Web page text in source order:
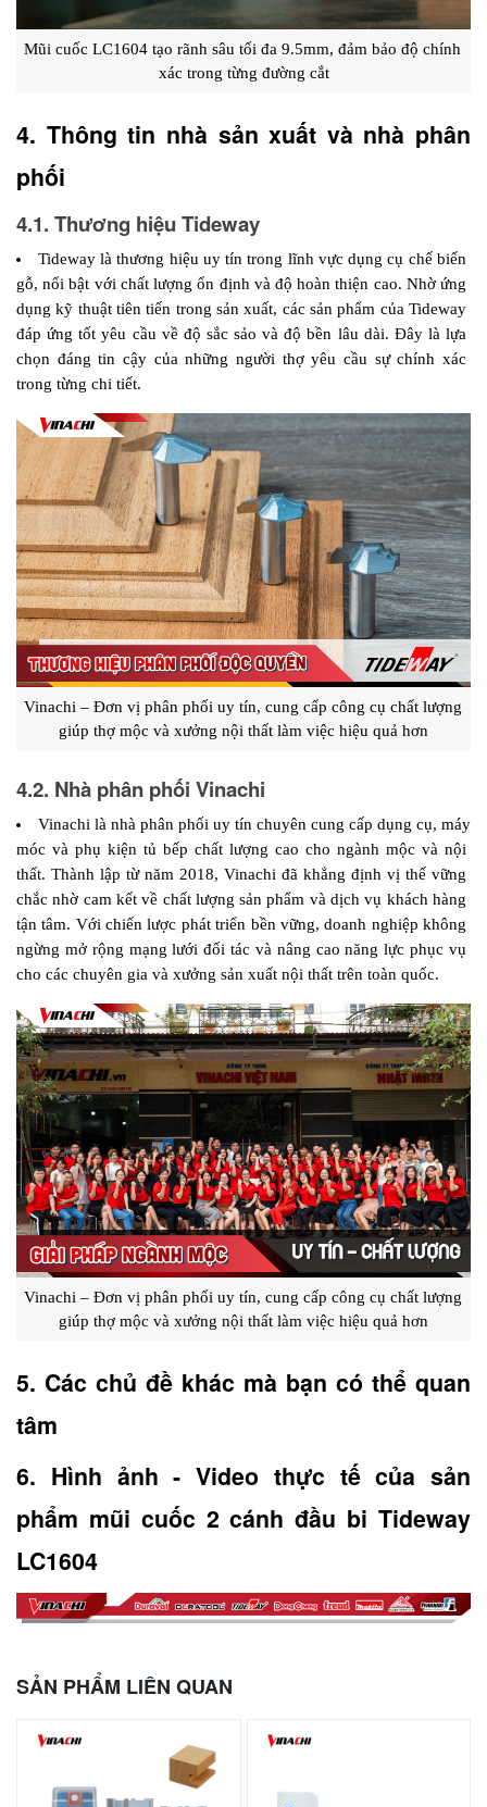
Mũi cuốc LC1604 tạo rãnh sâu tối đa 9.5mm, đảm bảo độ chính
xác trong từng đường cắt
4. Thông tin nhà sản xuất và nhà phân
phối
4.1. Thương hiệu Tideway
Tideway là thương hiệu uy tín trong lĩnh vực dụng cụ chế biến
gỗ, nổi bật với chất lượng ổn định và độ hoàn thiện cao. Nhờ ứng
dụng kỹ thuật tiên tiến trong sản xuất, các sản phẩm của Tideway
đáp ứng tốt yêu cầu về độ sắc sảo và độ bền lâu dài. Đây là lựa
chọn đáng tin cậy của những người thợ yêu cầu sự chính xác
trong từng chi tiết.
Vinachi – Đơn vị phân phối uy tín, cung cấp công cụ chất lượng
giúp thợ mộc và xưởng nội thất làm việc hiệu quả hơn
4.2. Nhà phân phối Vinachi
Vinachi là nhà phân phối uy tín chuyên cung cấp dụng cụ, máy
móc và phụ kiện tủ bếp chất lượng cao cho ngành mộc và nội
thất. Thành lập từ năm 2018, Vinachi đã khẳng định vị thế vững
chắc nhờ cam kết về chất lượng sản phẩm và dịch vụ khách hàng
tận tâm. Với chiến lược phát triển bền vững, doanh nghiệp không
ngừng mở rộng mạng lưới đối tác và nâng cao năng lực phục vụ
cho các chuyên gia và xưởng sản xuất nội thất trên toàn quốc.
Vinachi – Đơn vị phân phối uy tín, cung cấp công cụ chất lượng
giúp thợ mộc và xưởng nội thất làm việc hiệu quả hơn
5. Các chủ đề khác mà bạn có thể quan
tâm
6. Hình ảnh - Video thực tế của sản
phẩm mũi cuốc 2 cánh đầu bi Tideway
LC1604
SẢN PHẨM LIÊN QUAN